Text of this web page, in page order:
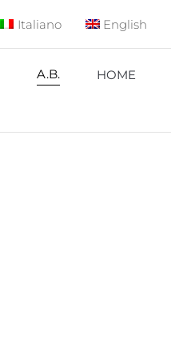
Italiano English
A.B. HOME